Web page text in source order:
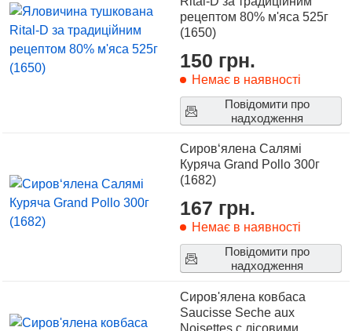
рецептом 80% м'яса 525г
(1650)
150 грн.
Немає в наявності
Повідомити про
надходження
Сиров‘ялена Салямі
Куряча Grand Pollo 300г
(1682)
167 грн.
Немає в наявності
Повідомити про
надходження
Сиров'ялена ковбаса
Saucisse Seche aux
Noisettes c лісовими